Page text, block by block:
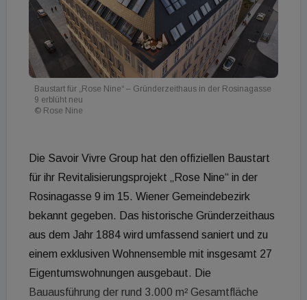
Baustart für „Rose Nine“ – Gründerzeithaus in der Rosinagasse
9 erblüht neu
© Rose Nine
Die Savoir Vivre Group hat den offiziellen Baustart
für ihr Revitalisierungsprojekt „Rose Nine“ in der
Rosinagasse 9 im 15. Wiener Gemeindebezirk
bekannt gegeben. Das historische Gründerzeithaus
aus dem Jahr 1884 wird umfassend saniert und zu
einem exklusiven Wohnensemble mit insgesamt 27
Eigentumswohnungen ausgebaut. Die
Bauausführung der rund 3.000 m² Gesamtfläche